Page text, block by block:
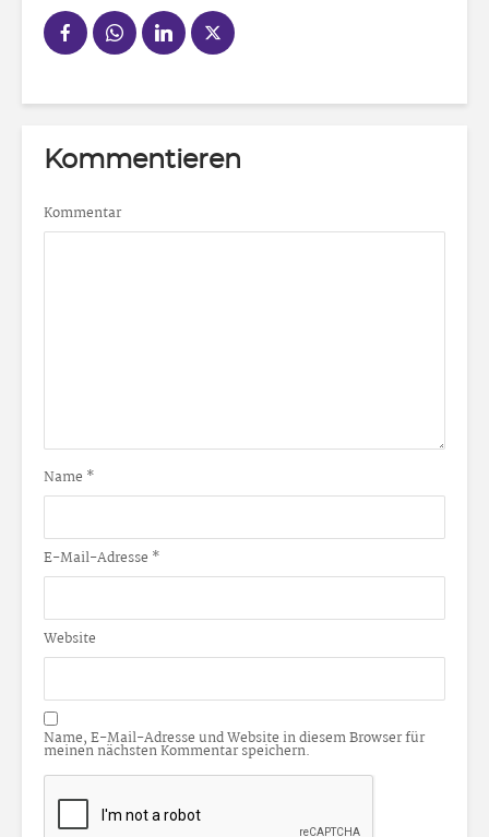
Kommentieren
Kommentar
Name *
E-Mail-Adresse *
Website
Name, E-Mail-Adresse und Website in diesem Browser für
meinen nächsten Kommentar speichern.